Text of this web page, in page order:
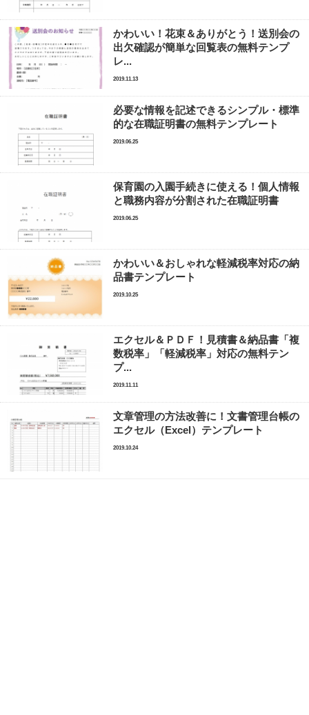
かわいい！花束＆ありがとう！送別会の
出欠確認が簡単な回覧表の無料テンプ
レ...
2019.11.13
必要な情報を記述できるシンプル・標準
的な在職証明書の無料テンプレート
2019.06.25
保育園の入園手続きに使える！個人情報
と職務内容が分割された在職証明書
2019.06.25
かわいい＆おしゃれな軽減税率対応の納
品書テンプレート
2019.10.25
エクセル＆ＰＤＦ！見積書＆納品書「複
数税率」「軽減税率」対応の無料テン
プ...
2019.11.11
文章管理の方法改善に！文書管理台帳の
エクセル（Excel）テンプレート
2019.10.24